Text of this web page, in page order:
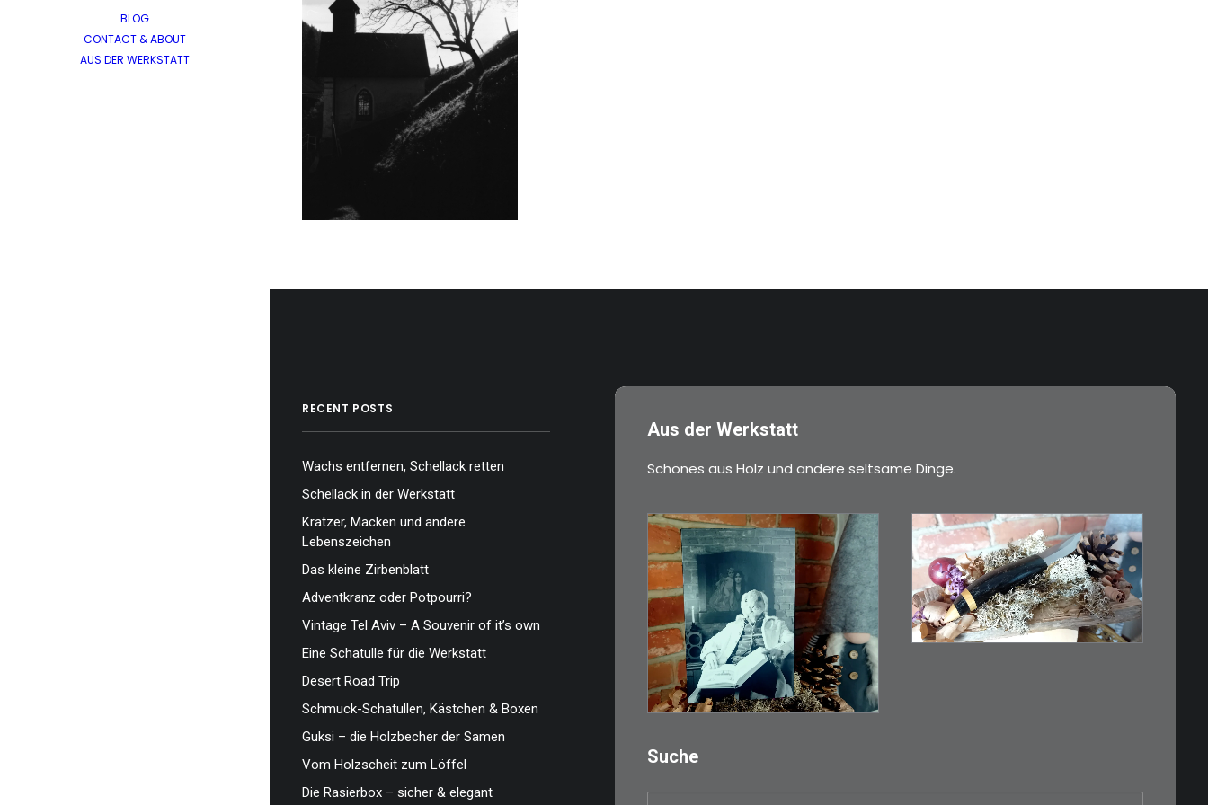
BLOG
CONTACT & ABOUT
AUS DER WERKSTATT
RECENT POSTS
Wachs entfernen, Schellack retten
Schellack in der Werkstatt
Kratzer, Macken und andere
Lebenszeichen
Das kleine Zirbenblatt
Adventkranz oder Potpourri?
Vintage Tel Aviv – A Souvenir of it’s own
Eine Schatulle für die Werkstatt
Desert Road Trip
Schmuck-Schatullen, Kästchen & Boxen
Guksi – die Holzbecher der Samen
Vom Holzscheit zum Löffel
Die Rasierbox – sicher & elegant
Aus der Werkstatt
Schönes aus Holz und andere seltsame Dinge.
€3,00
Limitierte Auflage.
Original: Abzug von
35mm…
€39,00
Kleines Schmuckmesser,
ideal als…
Suche